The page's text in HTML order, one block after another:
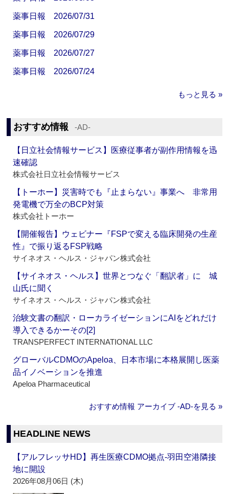
薬事日報 2026/07/31
薬事日報 2026/07/29
薬事日報 2026/07/27
薬事日報 2026/07/24
もっと見る »
おすすめ情報 ‐AD‐
【日立社会情報サービス】医療従事者が副作用情報を迅
速確認
株式会社日立社会情報サービス
【トーホー】災害時でも『止まらない』事業へ 非常用
発電機で万全のBCP対策
株式会社トーホー
【開催報告】ウェビナー『FSPで変える臨床開発の生産
性』で振り返るFSP戦略
サイネオス・ヘルス・ジャパン株式会社
【サイネオス・ヘルス】世界とつなぐ「翻訳者」に 城
山氏に聞く
サイネオス・ヘルス・ジャパン株式会社
治験文書の翻訳・ローカライゼーションにAIをどれだけ
導入できるかーその[2]
TRANSPERFECT INTERNATIONAL LLC
グローバルCDMOのApeloa、日本市場に本格展開し医薬
品イノベーションを推進
Apeloa Pharmaceutical
おすすめ情報 アーカイブ ‐AD‐を見る »
HEADLINE NEWS
【アルフレッサHD】再生医療CDMO拠点‐羽田空港隣接
地に開設
2026年08月06日 (木)